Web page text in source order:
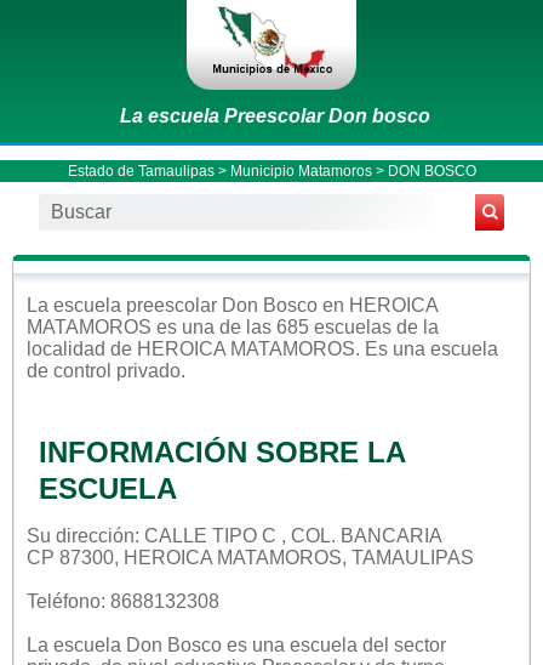
La escuela Preescolar Don bosco
Estado de Tamaulipas> Municipio Matamoros> DON BOSCO
La escuela preescolar Don Bosco en HEROICA
MATAMOROS es una de las 685 escuelas de la
localidad de HEROICA MATAMOROS. Es una escuela
de control privado.
INFORMACIÓN SOBRE LA
ESCUELA
Su dirección: CALLE TIPO C , COL. BANCARIA
CP 87300, HEROICA MATAMOROS, TAMAULIPAS
Teléfono: 8688132308
La escuela Don Bosco es una escuela del sector